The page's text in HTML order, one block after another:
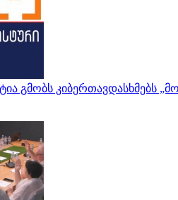
გმობს კიბერთავდასხმებს